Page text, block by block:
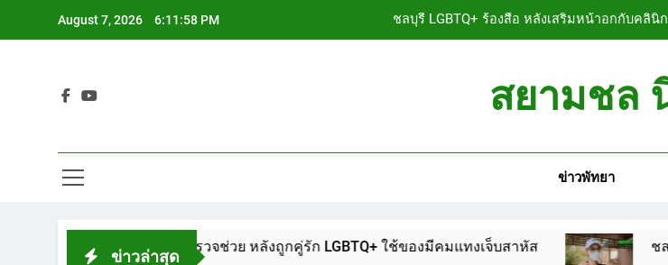
August 7, 2026 6:11:59 PM
ชลบุรี LGBTQ+ ร้องสื่อ หลังเสริมหน้าอกกับคลิ
ชลบุรี ฉลุยก่อนหมดวา
ชลบุรี LGBTQ+ ร้องสื่อ หลังเสริมหน้าอกกับคลิ
ชลบุรี ฉลุยก่อนหมดว
สยามชล
ข่าวพัทยา
ข่าวล่าสุด
พัทยา แจ้งตำรวจช่วย หลังถูกคู่รัก LGBTQ+ ใช้ของมีคมแทงเจ็บสาหัส ชลบุรี